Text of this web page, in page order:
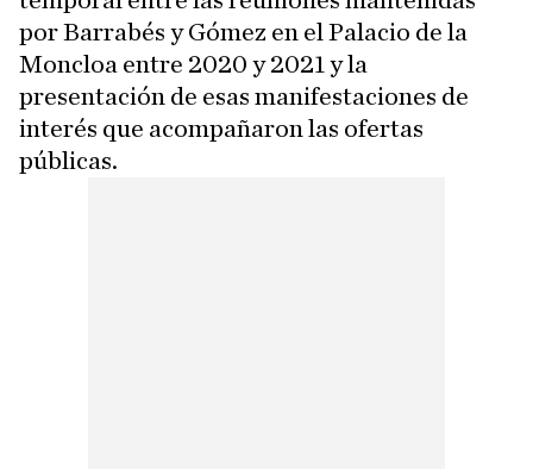
por Barrabés y Gómez en el Palacio de la
Moncloa entre 2020 y 2021 y la
presentación de esas manifestaciones de
interés que acompañaron las ofertas
públicas.